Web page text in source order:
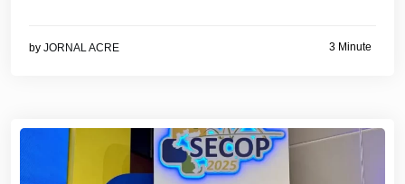
by JORNAL ACRE 3 Minute